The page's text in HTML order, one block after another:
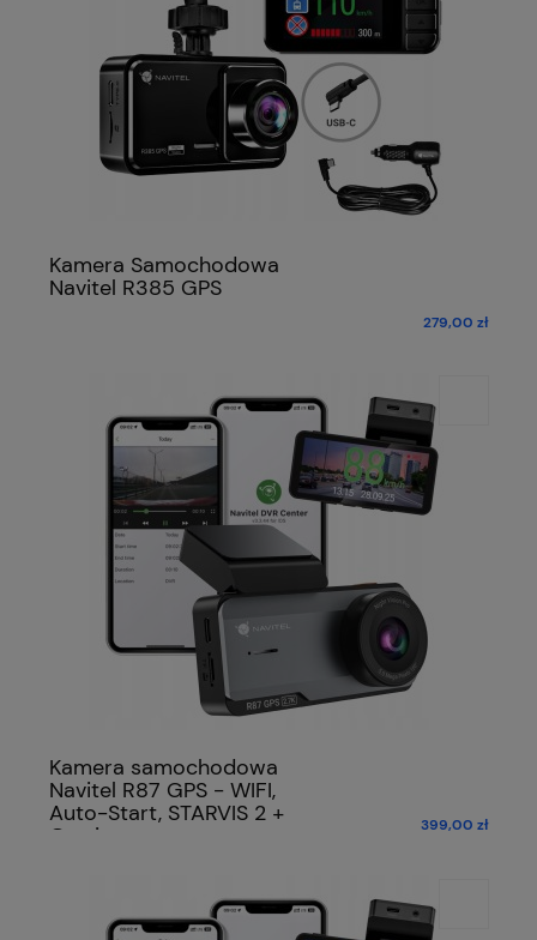
Kamera Samochodowa
Navitel R385 GPS
279,00 zł
Kamera samochodowa
Navitel R87 GPS - WIFI,
Auto-Start, STARVIS 2 +
Gratis 399,00 zł